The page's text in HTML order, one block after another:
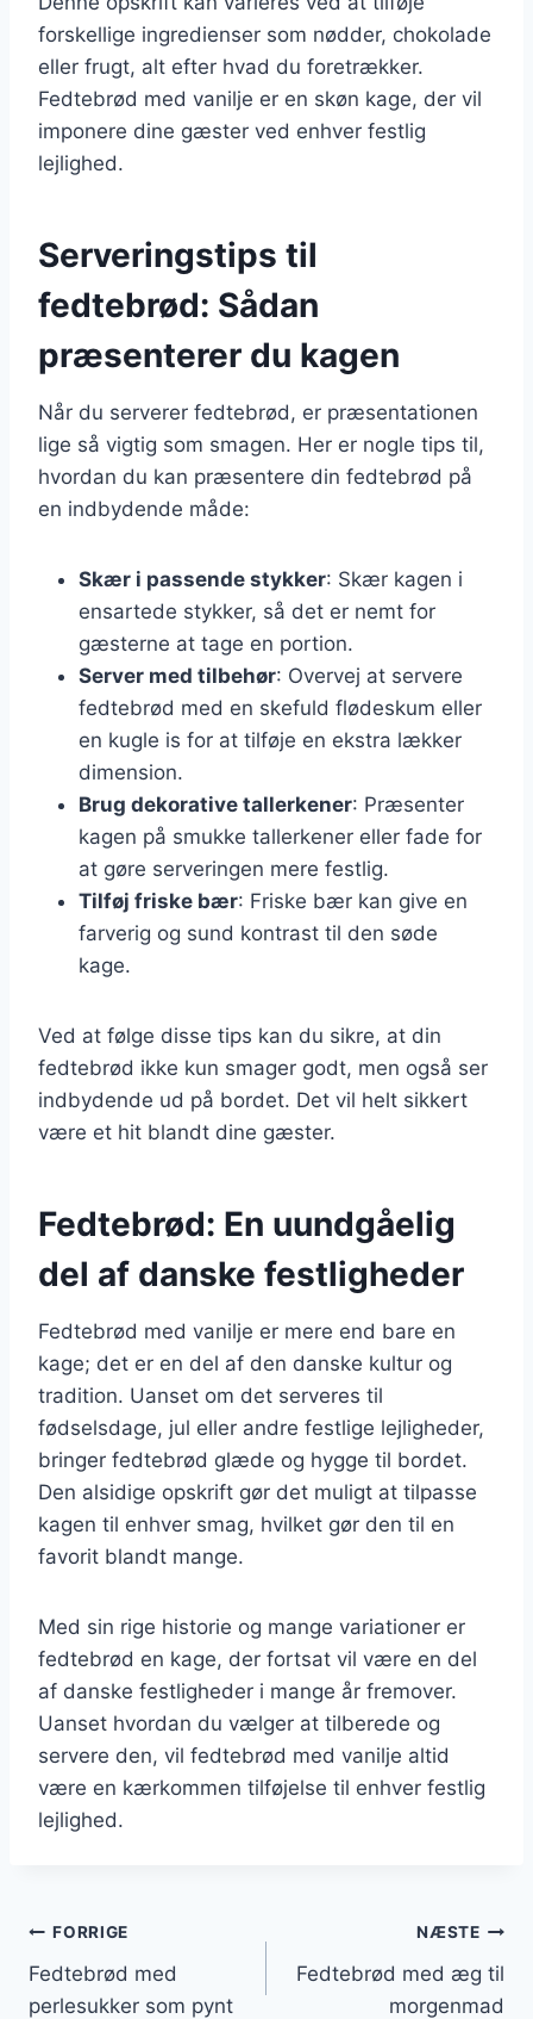
forskellige ingredienser som nødder, chokolade
eller frugt, alt efter hvad du foretrækker.
Fedtebrød med vanilje er en skøn kage, der vil
imponere dine gæster ved enhver festlig
lejlighed.
Serveringstips til
fedtebrød: Sådan
præsenterer du kagen
Når du serverer fedtebrød, er præsentationen
lige så vigtig som smagen. Her er nogle tips til,
hvordan du kan præsentere din fedtebrød på
en indbydende måde:
Skær i passende stykker: Skær kagen i
ensartede stykker, så det er nemt for
gæsterne at tage en portion.
Server med tilbehør: Overvej at servere
fedtebrød med en skefuld flødeskum eller
en kugle is for at tilføje en ekstra lækker
dimension.
Brug dekorative tallerkener: Præsenter
kagen på smukke tallerkener eller fade for
at gøre serveringen mere festlig.
Tilføj friske bær: Friske bær kan give en
farverig og sund kontrast til den søde
kage.
Ved at følge disse tips kan du sikre, at din
fedtebrød ikke kun smager godt, men også ser
indbydende ud på bordet. Det vil helt sikkert
være et hit blandt dine gæster.
Fedtebrød: En uundgåelig
del af danske festligheder
Fedtebrød med vanilje er mere end bare en
kage; det er en del af den danske kultur og
tradition. Uanset om det serveres til
fødselsdage, jul eller andre festlige lejligheder,
bringer fedtebrød glæde og hygge til bordet.
Den alsidige opskrift gør det muligt at tilpasse
kagen til enhver smag, hvilket gør den til en
favorit blandt mange.
Med sin rige historie og mange variationer er
fedtebrød en kage, der fortsat vil være en del
af danske festligheder i mange år fremover.
Uanset hvordan du vælger at tilberede og
servere den, vil fedtebrød med vanilje altid
være en kærkommen tilføjelse til enhver festlig
lejlighed.
Indlægsnavigation
FORRIGE
Fedtebrød med
perlesukker som pynt
NÆSTE
Fedtebrød med æg til
morgenmad